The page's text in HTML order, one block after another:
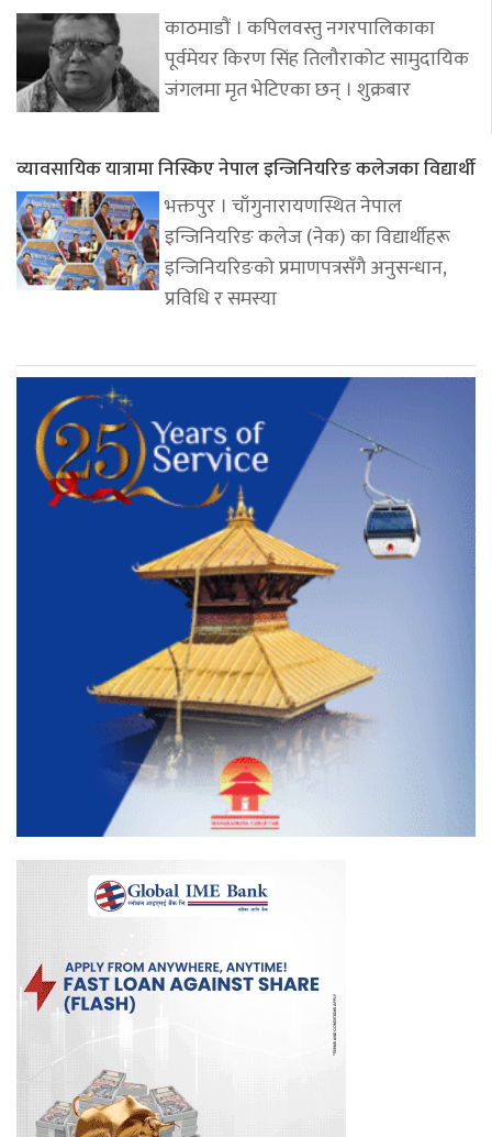
काठमाडौं । कपिलवस्तु नगरपालिकाका
पूर्वमेयर किरण सिंह तिलौराकोट सामुदायिक
जंगलमा मृत भेटिएका छन् । शुक्रबार
व्यावसायिक यात्रामा निस्किए नेपाल इन्जिनियरिङ कलेजका विद्यार्थी
भक्तपुर । चाँगुनारायणस्थित नेपाल
इन्जिनियरिङ कलेज (नेक) का विद्यार्थीहरू
इन्जिनियरिङको प्रमाणपत्रसँगै अनुसन्धान,
प्रविधि र समस्या